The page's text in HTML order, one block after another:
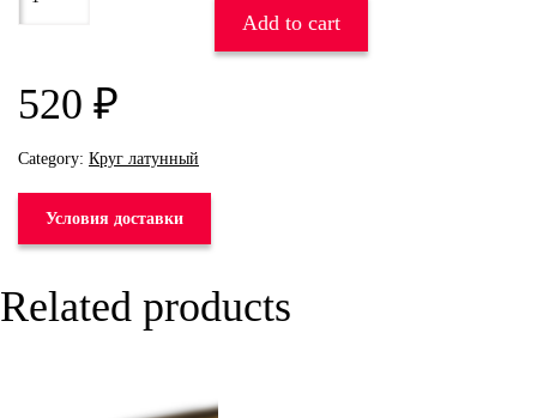
520 ₽
Add to cart
Category: Круг латунный
Условия доставки
Related products